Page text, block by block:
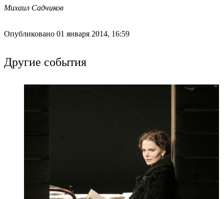
Михаил Садчиков
Опубликовано 01 января 2014, 16:59
Другие события